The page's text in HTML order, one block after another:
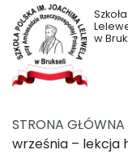
w
STRONA GŁÓWNA
września – lekcja